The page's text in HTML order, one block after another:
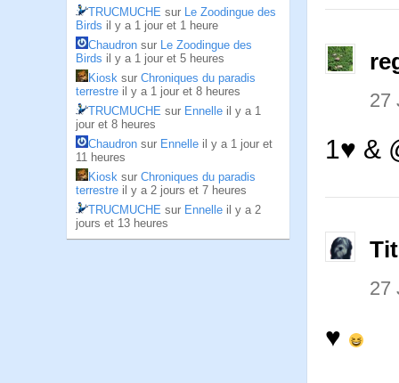
TRUCMUCHE sur Le Zoodingue des
Birds il y a 1 jour et 1 heure
Chaudron sur Le Zoodingue des
Birds il y a 1 jour et 5 heures
Kiosk sur Chroniques du paradis
terrestre il y a 1 jour et 8 heures
TRUCMUCHE sur Ennelle il y a 1
jour et 8 heures
Chaudron sur Ennelle il y a 1 jour et
11 heures
Kiosk sur Chroniques du paradis
terrestre il y a 2 jours et 7 heures
TRUCMUCHE sur Ennelle il y a 2
jours et 13 heures
27
1♥ &
27
♥